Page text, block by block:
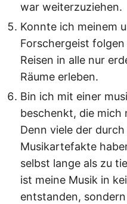
war weiterzuziehen.
Konnte ich meinem
Forschergeist
Reisen in alle nur
Räume erleben.
Bin ich mit einer
beschenkt, die mich
Denn viele der
Musikartefakte
selbst lange als zu
ist meine Musik in
entstanden,